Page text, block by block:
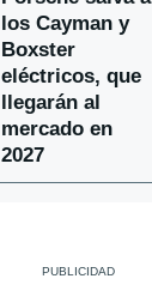
los Cayman y
Boxster
eléctricos, que
llegarán al
mercado en
2027